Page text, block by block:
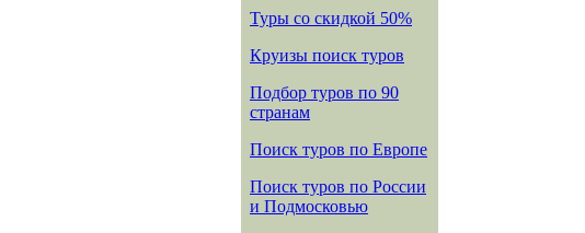
Туры со скидкой 50%
Круизы поиск туров
Подбор туров по 90
странам
Поиск туров по Европе
Поиск туров по России
и Подмосковью